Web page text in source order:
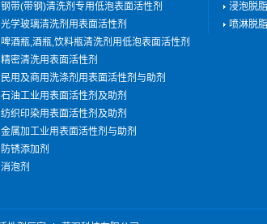
钢带(带钢)清洗剂专用低泡表面活性剂
光学玻璃清洗剂用表面活性剂
啤酒瓶,酒瓶,饮料瓶清洗剂用低泡表面活性剂
精密清洗用表面活性剂
民用及商用洗涤剂用表面活性剂与助剂
石油工业用表面活性剂及助剂
纺织印染用表面活性剂及助剂
金属加工业用表面活性剂与助剂
防锈添加剂
消泡剂
浸泡脱
喷淋脱